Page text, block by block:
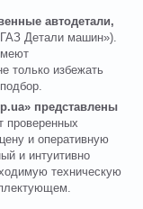
автодетали,
Детали машин»).
только избежать
представлены
проверенных
и оперативную
и интуитивно
техническую